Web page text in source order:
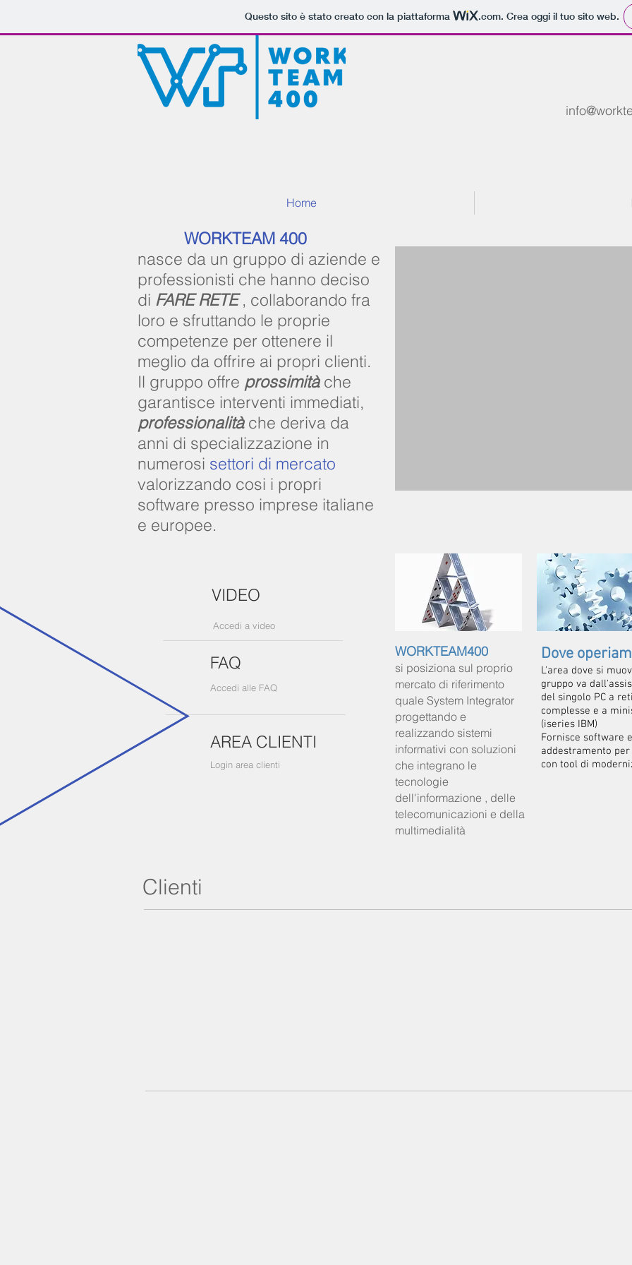
Questo sito è stato creato con la piattaforma .com. Crea oggi il tuo sito web.
Home
WORKTEAM 400
nasce da un gruppo di aziende e
professionisti che hanno deciso
di FARE RETE, collaborando fra
loro e sfruttando le proprie
competenze per ottenere il
meglio da offrire ai propri clienti.
Il gruppo offre prossimitàche
garantisce interventi immediati,
professionalitàche deriva da
anni di specializzazione in
numerosi settori di mercato
valorizzando cosi i propri
software presso imprese italiane
e europee.
VIDEO
Accedi a video
FAQ
Accedi alle FAQ
AREA CLIENTI
Login area clienti
WORKTEAM400
si posiziona sul proprio
mercato di riferimento
quale System Integrator
progettando e
realizzando sistemi
informativi con soluzioni
che integrano le
tecnologie
dell'informazione , delle
telecomunicazioni e della
multimedialità
Dove
L'area dove si
gruppo va
del singolo PC a
complesse e a
(iseries IBM)
Fornisce software e
addestramento
con tool di
Clienti